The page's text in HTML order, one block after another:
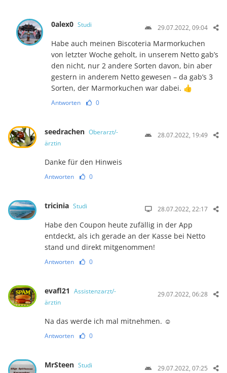
0alex0 Studi 29.07.2022, 09:04
Habe auch meinen Biscoteria Marmorkuchen
von letzter Woche geholt, in unserem Netto gab’s
den nicht, nur 2 andere Sorten davon, bin aber
gestern in anderem Netto gewesen – da gab’s 3
Sorten, der Marmorkuchen war dabei. 👍
Antworten 0
seedrachen Oberarzt/-
ärztin
28.07.2022, 19:49
Danke für den Hinweis
Antworten 0
tricinia Studi 28.07.2022, 22:17
Habe den Coupon heute zufällig in der App
entdeckt, als ich gerade an der Kasse bei Netto
stand und direkt mitgenommen!
Antworten 0
evafl21 Assistenzarzt/-
ärztin
29.07.2022, 06:28
Na das werde ich mal mitnehmen. ☺️
Antworten 0
MrSteen Studi 29.07.2022, 07:25